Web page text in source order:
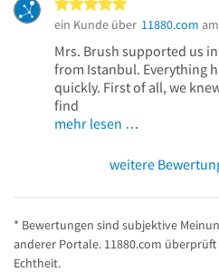
ein Kunde über 11880.com
Mrs. Brush supported us
from Istanbul. Everything
quickly. First of all, we
find
mehr lesen …
weitere
* Bewertungen sind subjektive
anderer Portale. 11880.com
Echtheit.